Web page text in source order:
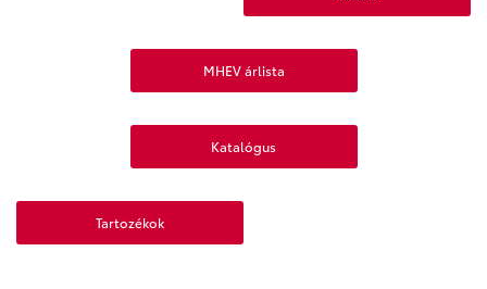
MHEV árlista
Katalógus
Tartozékok